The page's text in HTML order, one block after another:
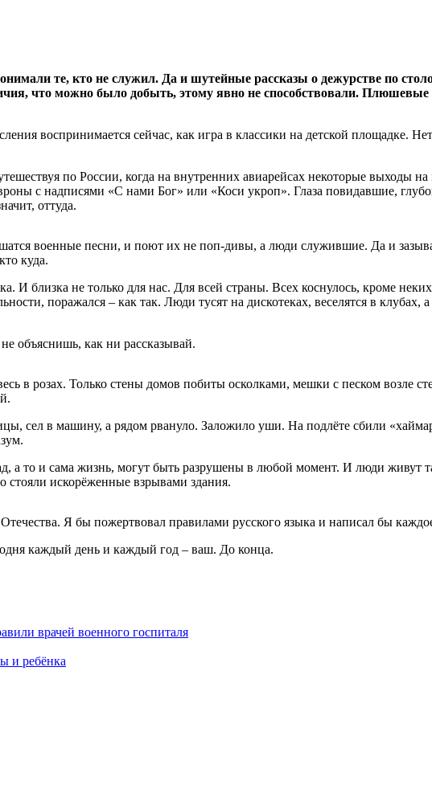
те, кто не служил. Да и шутейные рассказы о дежурстве по
что можно было добыть, этому явно не способствовали.
воспринимается сейчас, как игра в классики на детской площадке.
по России, когда на внутренних авиарейсах некоторые выходы
с надписями «С нами Бог» или «Коси укроп». Глаза повидавшие,
оттуда.
военные песни, и поют их не поп-дивы, а люди служившие. Да и
куда.
И близка не только для нас. Для всей страны. Всех коснулось, кроме
поражался – как так. Люди тусят на дискотеках, веселятся в клубах,
объяснишь, как ни рассказывай.
в розах. Только стены домов побиты осколками, мешки с песком возле
сел в машину, а рядом рвануло. Заложило уши. На подлёте сбили
а то и сама жизнь, могут быть разрушены в любой момент. И люди живут
стояли искорёженные взрывами здания.
Я бы пожертвовал правилами русского языка и написал бы
каждый день и каждый год – ваш. До конца.
врачей военного госпиталя
и ребёнка